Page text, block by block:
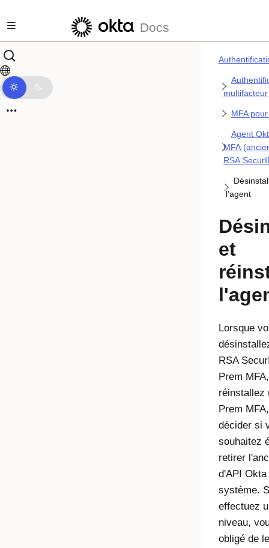
Docs
multifacteur
MFA
Agent
MFA
RSA
l'agent
et
Lorsque
RSA
Prem
réinstallez
Prem
décider si
souhaitez
retirer
d'API Okta
système.
effectuez
niveau,
obligé de